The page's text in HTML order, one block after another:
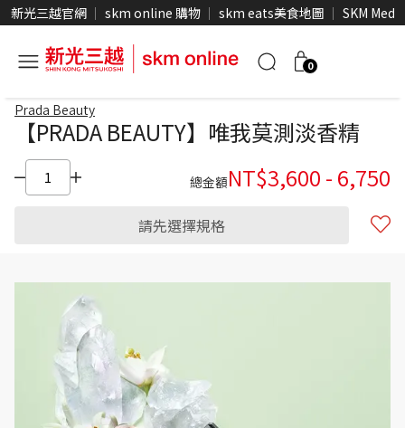
新光三越官網 skm online 購物 skm eats美食地圖 SKM Media
0
Prada Beauty
【PRADA BEAUTY】唯我莫測淡香精
總金額NT$3,600 - 6,750
請先選擇規格